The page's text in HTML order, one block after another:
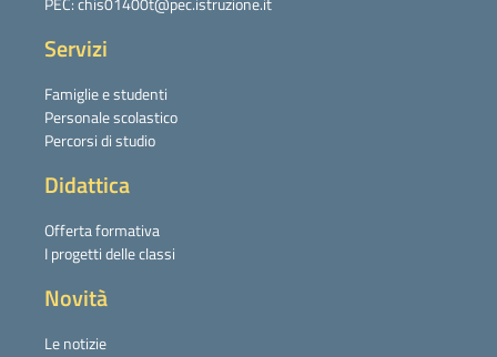
Servizi
Famiglie e studenti
Personale scolastico
Percorsi di studio
Didattica
Offerta formativa
I progetti delle classi
Novità
Le notizie